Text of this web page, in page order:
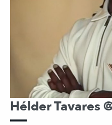
Hélder Tavares